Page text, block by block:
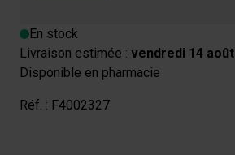
En stock
Livraison estimée : vendredi 14
Disponible en pharmacie
Réf. : F4002327